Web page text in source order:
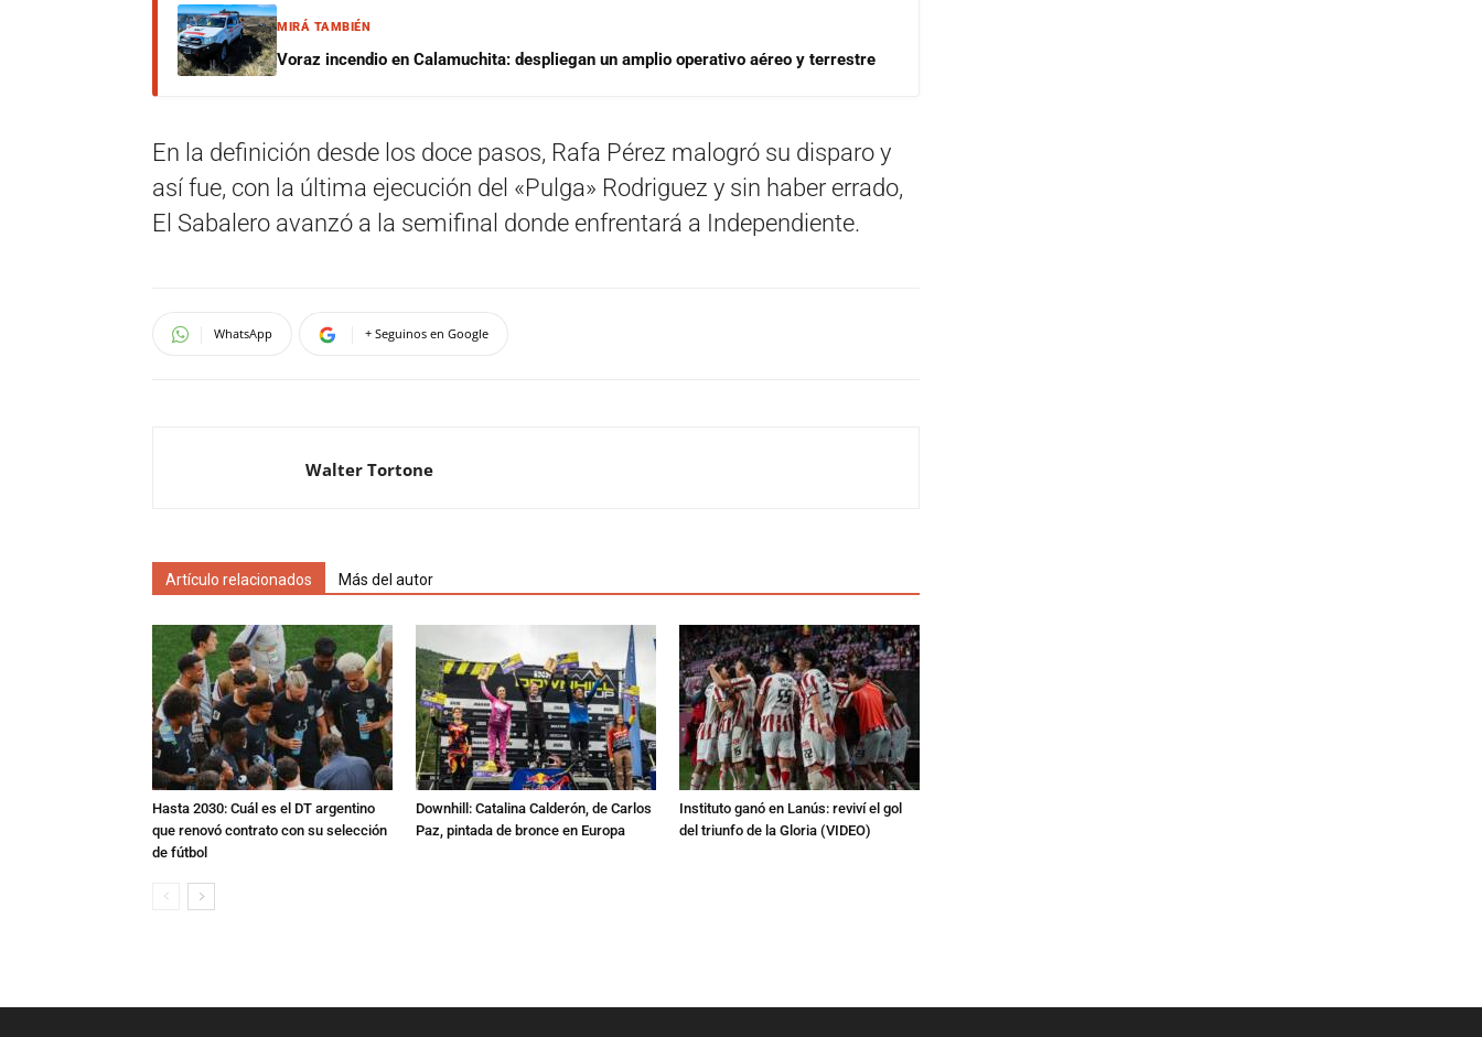
MIRÁ TAMBIÉN
Voraz incendio en Calamuchita: despliegan un amplio operativo aéreo y terrestre
En la definición desde los doce pasos, Rafa Pérez malogró su disparo y
así fue, con la última ejecución del «Pulga» Rodriguez y sin haber errado,
El Sabalero avanzó a la semifinal donde enfrentará a Independiente.
WhatsApp + Seguinos en Google
Walter Tortone
Artículo relacionados Más del autor
Hasta 2030: Cuál es el DT argentino
que renovó contrato con su selección
de fútbol
Downhill: Catalina Calderón, de Carlos
Paz, pintada de bronce en Europa
Instituto ganó en Lanús: reviví el gol
del triunfo de la Gloria (VIDEO)